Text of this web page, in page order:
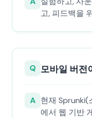
고, 피드백을
Q 모바일 버전
A 현재 Sprunki(
에서 웹 기반